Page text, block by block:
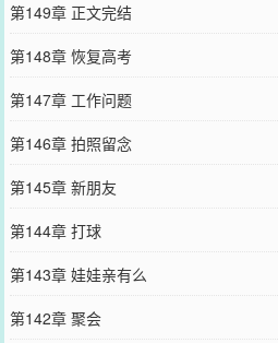
第149章 正文完结
第148章 恢复高考
第147章 工作问题
第146章 拍照留念
第145章 新朋友
第144章 打球
第143章 娃娃亲有么
第142章 聚会